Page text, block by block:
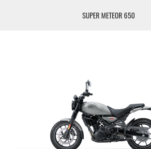
SUPER METEOR 650